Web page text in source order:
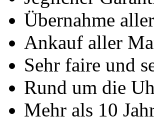
Übernahme
Ankauf aller
Sehr faire und
Rund um die
Mehr als 10